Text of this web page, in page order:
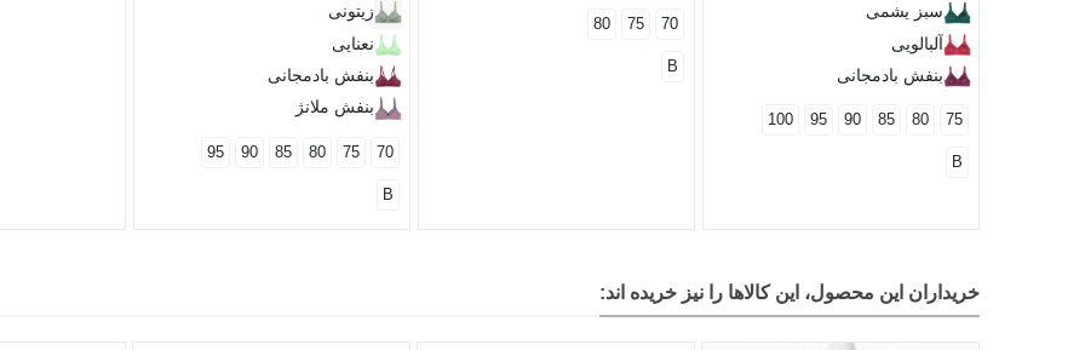
سبز یشمی
آلبالویی
بنفش بادمجانی
75
80
85
90
95
100
B
70
75
80
B
زیتونی
نعنایی
بنفش بادمجانی
بنفش ملانژ
70
75
80
85
90
95
B
خریداران این محصول، این کالاها را نیز خریده اند: